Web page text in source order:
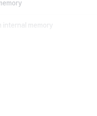
internal memory